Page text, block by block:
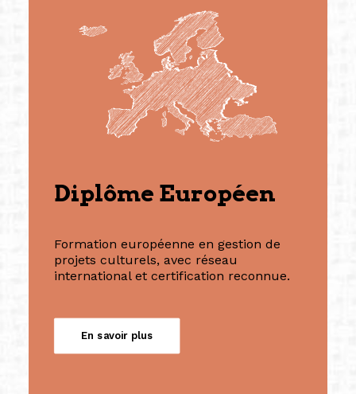
Diplôme Européen
Formation européenne en gestion de
projets culturels, avec réseau
international et certification reconnue.
En savoir plus